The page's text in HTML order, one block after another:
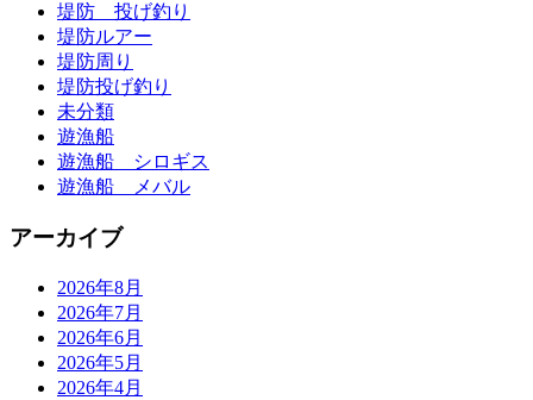
堤防 投げ釣り
堤防ルアー
堤防周り
堤防投げ釣り
未分類
遊漁船
遊漁船 シロギス
遊漁船 メバル
アーカイブ
2026年8月
2026年7月
2026年6月
2026年5月
2026年4月